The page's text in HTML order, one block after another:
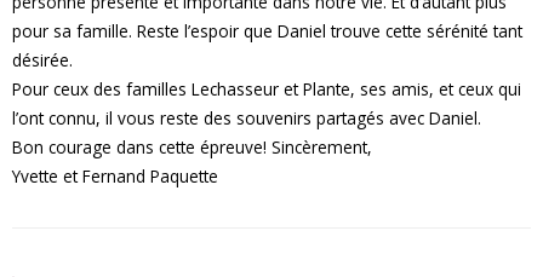
pour sa famille. Reste l’espoir que Daniel trouve cette sérénité tant
désirée.
Pour ceux des familles Lechasseur et Plante, ses amis, et ceux qui
l’ont connu, il vous reste des souvenirs partagés avec Daniel.
Bon courage dans cette épreuve! Sincèrement,
Yvette et Fernand Paquette